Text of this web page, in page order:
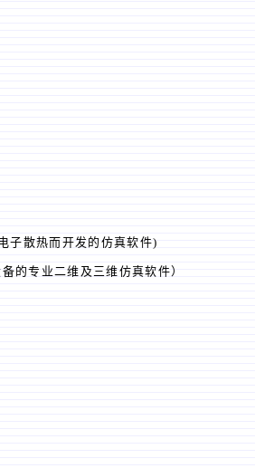
子散热而开发的仿真软件)
的专业二维及三维仿真软件）